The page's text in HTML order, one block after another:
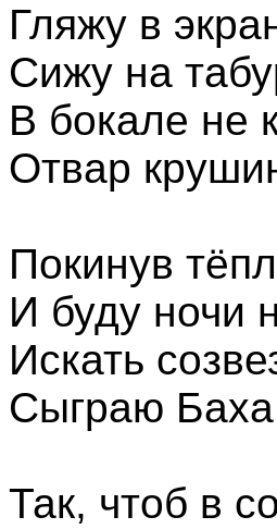
Гляжу в
Сижу на
В бокале не
Отвар
Покинув
И буду ночи
Искать
Сыграю
Так, чтоб в